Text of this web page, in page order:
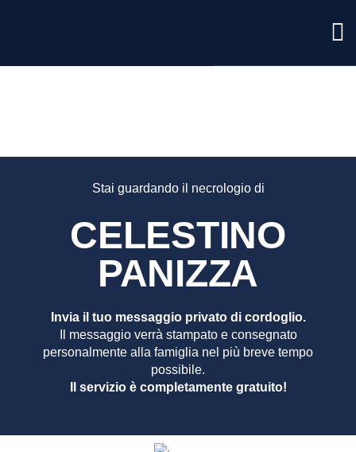
Stai guardando il necrologio di
CELESTINO
PANIZZA
Invia il tuo messaggio privato di cordoglio.
Il messaggio verrà stampato e consegnato
personalmente alla famiglia nel più breve tempo
possibile.
Il servizio è completamente gratuito!